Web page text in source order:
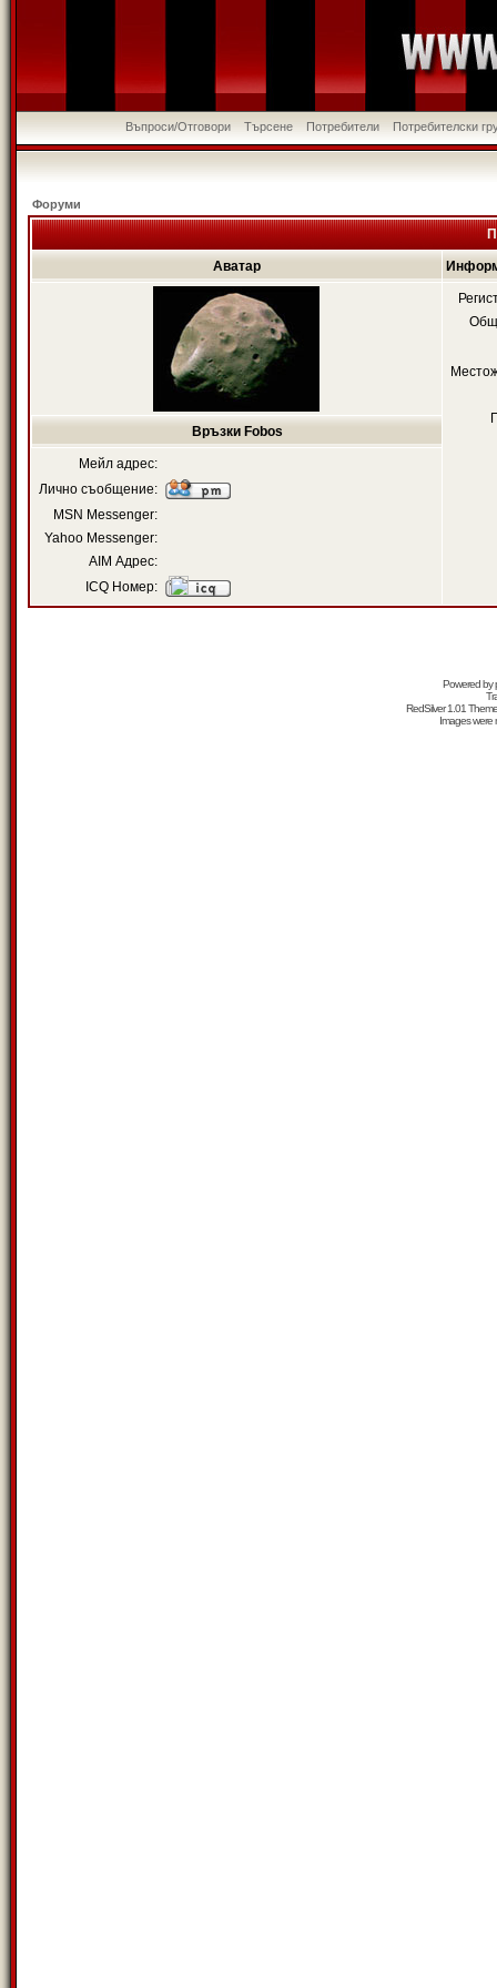
Въпроси/Отговори Търсене Потребители Потребителски
Форуми
Аватар
Връзки Fobos
Мейл адрес:
Лично съобщение:
MSN Messenger:
Yahoo Messenger:
AIM Адрес:
ICQ Номер:
Powered by
RedSilver 1.01
Images were